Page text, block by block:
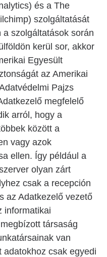
és a The
szolgáltatását
szolgáltatások során
kerül sor, akkor
Egyesült
az Amerikai
Pajzs
megfelelő
arról, hogy a
között a
vagy azok
ellen. Így például a
olyan zárt
csak a recepción
az Adatkezelő vezető
informatikai
társaság
van
adatokhoz csak egyedi